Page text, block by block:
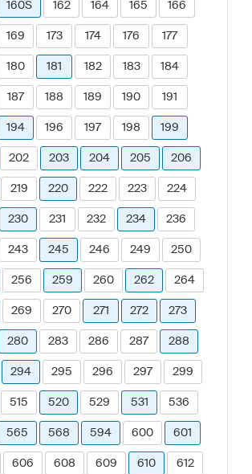
160S 162 164 165 166
169 173 174 176 177
180 181 182 183 184
187 188 189 190 191
194 196 197 198 199
202 203 204 205 206
219 220 222 223 224
230 231 232 234 236
243 245 246 249 250
256 259 260 262 264
269 270 271 272 273
280 283 286 287 288
294 295 296 297 299
515 520 529 531 536
565 568 594 600 601
606 608 609 610 612